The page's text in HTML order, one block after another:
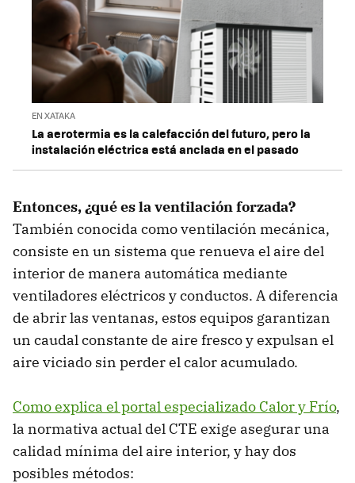
EN XATAKA
La aerotermia es la calefacción del futuro, pero la
instalación eléctrica está anclada en el pasado
Entonces, ¿qué es la ventilación forzada?
También conocida como ventilación mecánica,
consiste en un sistema que renueva el aire del
interior de manera automática mediante
ventiladores eléctricos y conductos. A diferencia
de abrir las ventanas, estos equipos garantizan
un caudal constante de aire fresco y expulsan el
aire viciado sin perder el calor acumulado.
Como explica el portal especializado Calor y Frío,
la normativa actual del CTE exige asegurar una
calidad mínima del aire interior, y hay dos
posibles métodos: